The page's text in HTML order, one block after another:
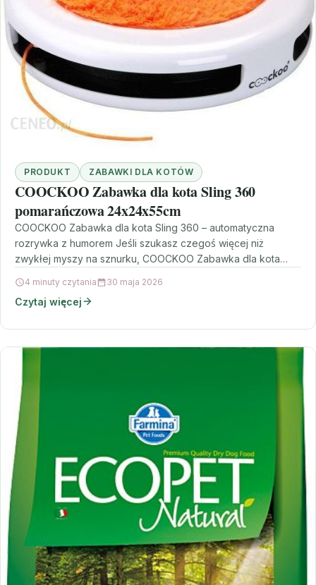
PRODUKT ZABAWKI DLA KOTÓW
COOCKOO Zabawka dla kota Sling 360
pomarańczowa 24x24x55cm
COOCKOO Zabawka dla kota Sling 360 – automatyczna
rozrywka z humorem Jeśli szukasz czegoś więcej niż
zwykłej myszy na sznurku, COOCKOO Zabawka dla kota…
4 minuty czytania 30 maja 2026
Czytaj więcej